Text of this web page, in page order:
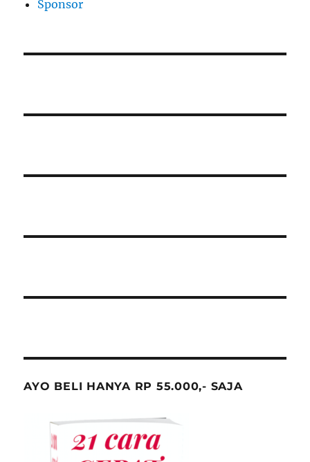
Sponsor
AYO BELI HANYA RP 55.000,- SAJA